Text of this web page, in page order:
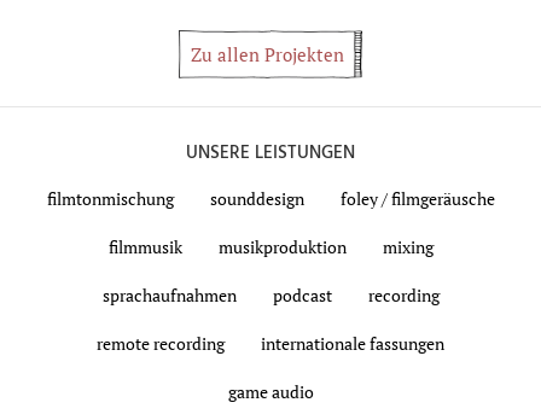
Zu allen Projekten
UNSERE LEISTUNGEN
filmtonmischung sounddesign foley / filmgeräusche
filmmusik musikproduktion mixing
sprachaufnahmen podcast recording
remote recording internationale fassungen
game audio